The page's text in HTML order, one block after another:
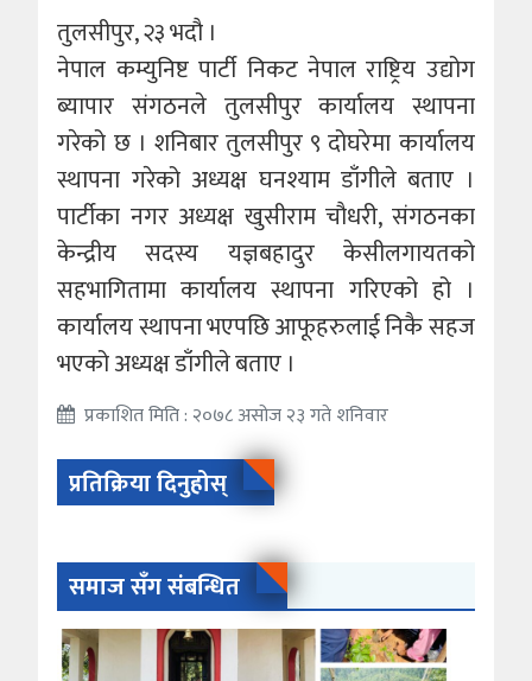
तुलसीपुर, २३ भदौ ।
नेपाल कम्युनिष्ट पार्टी निकट नेपाल राष्ट्रिय उद्योग
ब्यापार संगठनले तुलसीपुर कार्यालय स्थापना
गरेको छ । शनिबार तुलसीपुर ९ दोघरेमा कार्यालय
स्थापना गरेको अध्यक्ष घनश्याम डाँगीले बताए ।
पार्टीका नगर अध्यक्ष खुसीराम चौधरी, संगठनका
केन्द्रीय सदस्य यज्ञबहादुर केसीलगायतको
सहभागितामा कार्यालय स्थापना गरिएको हो ।
कार्यालय स्थापना भएपछि आफूहरुलाई निकै सहज
भएको अध्यक्ष डाँगीले बताए ।
प्रकाशित मिति : २०७८ असोज २३ गते शनिवार
प्रतिक्रिया दिनुहोस्
समाज सँग संबन्धित